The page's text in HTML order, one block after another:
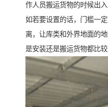
作人员搬运货物的时候出入
如若要设置的话，门槛一
离，让库类和外界地面的
是安装还是搬运货物都比较